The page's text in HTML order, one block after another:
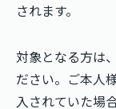
されます。
対象となる方は
ださい。ご本人
入されていた場